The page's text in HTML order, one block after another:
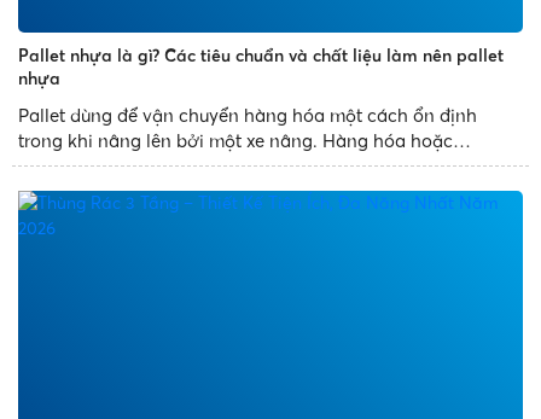
Pallet nhựa là gì? Các tiêu chuẩn và chất liệu làm nên pallet
nhựa
Pallet dùng để vận chuyển hàng hóa một cách ổn định
trong khi nâng lên bởi một xe nâng. Hàng hóa hoặc
container vận chuyển thường được đặt trên pallet được
đảm bảo khi vận chuyển. Kể từ khi pallet được ra đời, việc
sử dụng nó thay thế...